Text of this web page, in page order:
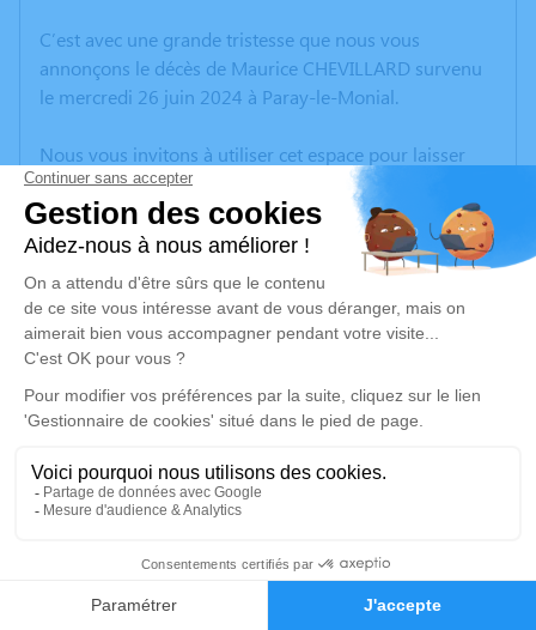
Faire-part Hommages
C’est avec une grande tristesse que nous vous
annonçons le décès de Maurice CHEVILLARD survenu
le mercredi 26 juin 2024 à Paray-le-Monial.
Nous vous invitons à utiliser cet espace pour laisser
vos condoléances, partager des photos souvenirs, une
anecdote ou exprimer vos pensées à travers des
poèmes ou des textes. Cet endroit est un lieu
d'expression dédié à honorer la mémoire de Maurice
CHEVILLARD.
Un service de plantation d’arbre hommage est
Cérémonie religieuse
mercredi 03 juillet 2024 à 10h00
Église d'Hôpital-le-Mercier
le bourg